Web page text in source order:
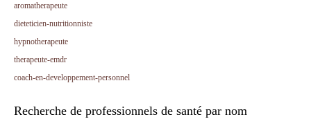
aromatherapeute
dieteticien-nutritionniste
hypnotherapeute
therapeute-emdr
coach-en-developpement-personnel
Recherche de professionnels de santé par nom